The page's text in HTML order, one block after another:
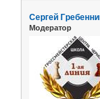
Сергей
Модератор